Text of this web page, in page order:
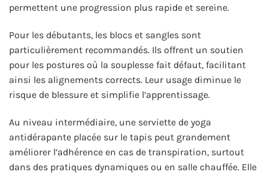
permettent une progression plus rapide et sereine.
Pour les débutants, les blocs et sangles sont
particulièrement recommandés. Ils offrent un soutien
pour les postures où la souplesse fait défaut, facilitant
ainsi les alignements corrects. Leur usage diminue le
risque de blessure et simplifie l’apprentissage.
Au niveau intermédiaire, une serviette de yoga
antidérapante placée sur le tapis peut grandement
améliorer l’adhérence en cas de transpiration, surtout
dans des pratiques dynamiques ou en salle chauffée. Elle